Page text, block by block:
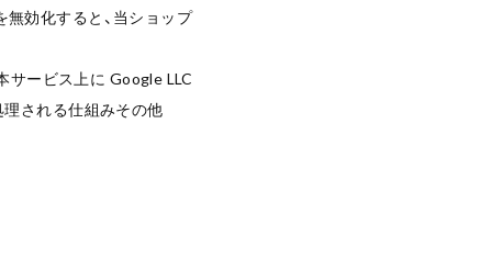
効化すると、当ショップ
サービス上に Google LLC
される仕組みその他